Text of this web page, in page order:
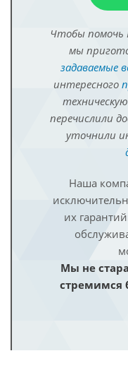
Чтобы помочь
мы
задаваемые
интересного
перечислили
уточнили
Наша
их
Мы не
стремимся